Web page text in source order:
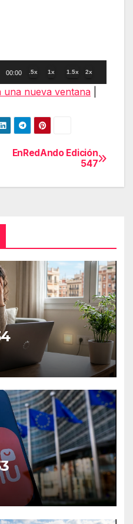
00:00 .5x 1x 1.5x 2x
una nueva ventana
EnRedAndo Edición
547